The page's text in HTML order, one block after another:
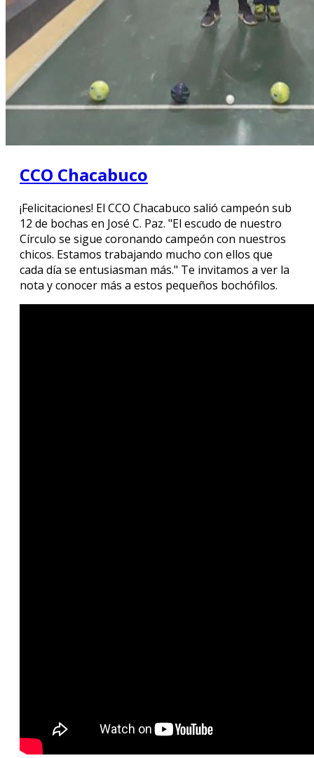
CCO Chacabuco
¡Felicitaciones! El CCO Chacabuco salió campeón sub
12 de bochas en José C. Paz. "El escudo de nuestro
Círculo se sigue coronando campeón con nuestros
chicos. Estamos trabajando mucho con ellos que
cada día se entusiasman más." Te invitamos a ver la
nota y conocer más a estos pequeños bochófilos.